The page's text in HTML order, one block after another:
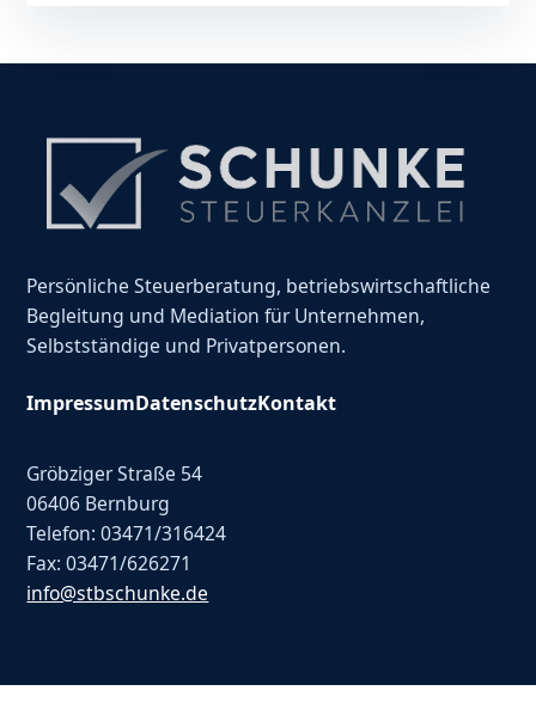
Persönliche Steuerberatung, betriebswirtschaftliche
Begleitung und Mediation für Unternehmen,
Selbstständige und Privatpersonen.
ImpressumDatenschutzKontakt
Gröbziger Straße 54
06406 Bernburg
Telefon: 03471/316424
Fax: 03471/626271
info@stbschunke.de